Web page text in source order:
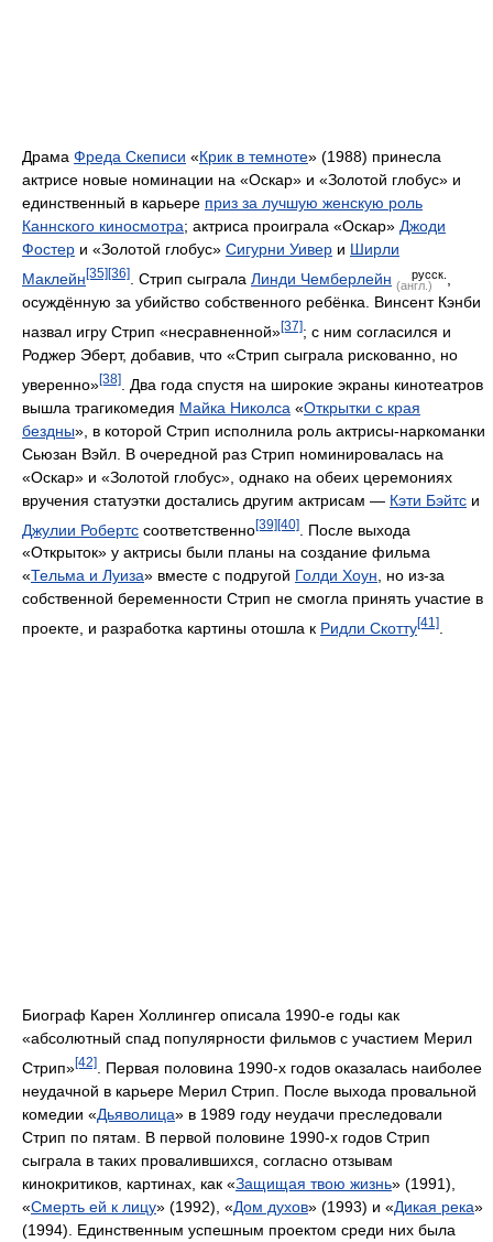
Драма Фреда Скеписи «Крик в темноте» (1988) принесла
актрисе новые номинации на «Оскар» и «Золотой глобус» и
единственный в карьере приз за лучшую женскую роль
Каннского киносмотра; актриса проиграла «Оскар» Джоди
Фостер и «Золотой глобус» Сигурни Уивер и Ширли
Маклейн[35][36] . Стрип сыграла Линди Чемберлейн (англ.)
русск.
осуждённую за убийство собственного ребёнка. Винсент Кэнби
назвал игру Стрип «несравненной»[37]; с ним согласился и
Роджер Эберт, добавив, что «Стрип сыграла рискованно, но
уверенно»[38]
. Два года спустя на широкие экраны кинотеатров
вышла трагикомедия Майка Николса «Открытки с края
бездны», в которой Стрип исполнила роль актрисы-наркоманки
Сьюзан Вэйл. В очередной раз Стрип номинировалась на
«Оскар» и «Золотой глобус», однако на обеих церемониях
вручения статуэтки достались другим актрисам — Кэти Бэйтс и
Джулии Робертс соответственно[39][40]
. После выхода
«Открыток» у актрисы были планы на создание фильма
«Тельма и Луиза» вместе с подругой Голди Хоун, но из-за
собственной беременности Стрип не смогла принять участие в
проекте, и разработка картины отошла к Ридли Скотту[41]
Биограф Карен Холлингер описала 1990-е годы как
«абсолютный спад популярности фильмов с участием Мерил
Стрип»[42]
. Первая половина 1990-х годов оказалась наиболее
неудачной в карьере Мерил Стрип. После выхода провальной
комедии «Дьяволица» в 1989 году неудачи преследовали
Стрип по пятам. В первой половине 1990-х годов Стрип
сыграла в таких провалившихся, согласно отзывам
кинокритиков, картинах, как «Защищая твою жизнь» (1991),
«Смерть ей к лицу» (1992), «Дом духов» (1993) и «Дикая река»
(1994). Единственным успешным проектом среди них была